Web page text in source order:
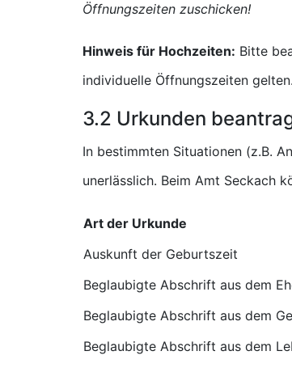
Öffnungszeiten zuschicken!
Hinweis für Hochzeiten: Bitte
individuelle Öffnungszeiten gelten.
3.2 Urkunden
In bestimmten Situationen (z.B.
unerlässlich. Beim Amt Seckach
Art der Urkunde
Auskunft der Geburtszeit
Beglaubigte Abschrift aus dem
Beglaubigte Abschrift aus dem
Beglaubigte Abschrift aus dem